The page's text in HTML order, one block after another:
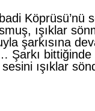
Köprüsü’nü
ışıklar
şarkısına
Şarkı
ışıklar